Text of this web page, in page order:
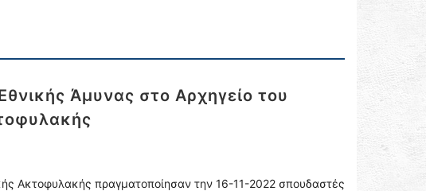
Άμυνας στο Αρχηγείο του
Ακτοφυλακής πραγματοποίησαν την 16-11-2022 σπουδαστές